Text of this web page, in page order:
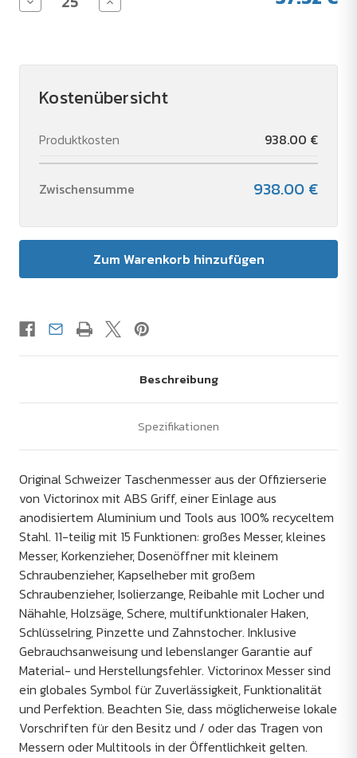
von
verringern
von
erhöhen
Kostenübersicht
Produktkosten 938.00 €
Zwischensumme 938.00 €
Beschreibung
Spezifikationen
Original Schweizer Taschenmesser aus der Offizierserie
von Victorinox mit ABS Griff, einer Einlage aus
anodisiertem Aluminium und Tools aus 100% recyceltem
Stahl. 11-teilig mit 15 Funktionen: großes Messer, kleines
Messer, Korkenzieher, Dosenöffner mit kleinem
Schraubenzieher, Kapselheber mit großem
Schraubenzieher, Isolierzange, Reibahle mit Locher und
Nähahle, Holzsäge, Schere, multifunktionaler Haken,
Schlüsselring, Pinzette und Zahnstocher. Inklusive
Gebrauchsanweisung und lebenslanger Garantie auf
Material- und Herstellungsfehler. Victorinox Messer sind
ein globales Symbol für Zuverlässigkeit, Funktionalität
und Perfektion. Beachten Sie, dass möglicherweise lokale
Vorschriften für den Besitz und / oder das Tragen von
Messern oder Multitools in der Öffentlichkeit gelten.